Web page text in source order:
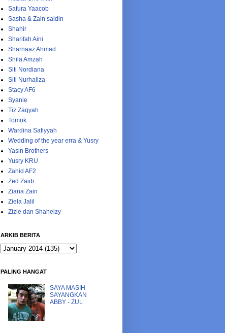
Safura Yaacob
Sasha & Zain saidin
Shahir
Sharifah Aini
Sharnaaz Ahmad
Shila Amzah
Siti Nordiana
Siti Nurhaliza
Stacy AF6
Syanie
Tiz Zaqyah
Tomok
Wardina Safiyyah
Wedding of the year erra & Yusry
Yasin Brothers
Yusry KRU
Zahid AF2
Zed Zaidi
Ziana Zain
Ziela Jalil
Zizie dan Shaheizy
ARKIB BERITA
PALING HANGAT
SAYA MASIH
SAYANGKAN
ABBY - ZUL